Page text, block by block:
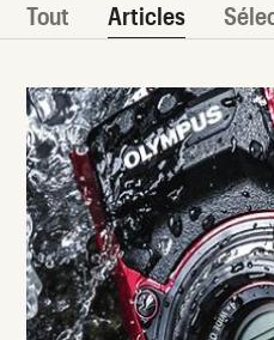
Tout Articles